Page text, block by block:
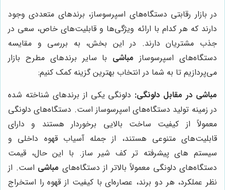
در بازار رقابتی دستگاه‌های اسپرسوساز، برندهای متعددی وجود
دارند که هر کدام با ارائه ویژگی‌ها و قابلیت‌های خاص، سعی در
جذب مشتریان دارند. در این بخش، به بررسی و مقایسه
دستگاه‌های اسپرسوساز مباشی با سایر برندهای مطرح بازار
می‌پردازیم تا به شما در انتخاب بهترین گزینه کمک کنیم:
مباشی در مقابل دلونگی: دلونگی یکی از برندهای شناخته شده
در زمینه تولید دستگاه‌های اسپرسوساز است. دستگاه‌های دلونگی
معمولاً از کیفیت ساخت بالایی برخوردار هستند و دارای
قابلیت‌های متنوعی هستند، از جمله آسیاب قهوه داخلی و
سیستم های پیشرفته تر کف شیر ساز. با این حال، قیمت
دستگاه‌های دلونگی معمولاً بالاتر از دستگاه‌های مباشی است. از
نظر عملکرد، هر دو برند، عصاره‌ای با کیفیت از قهوه را استخراج